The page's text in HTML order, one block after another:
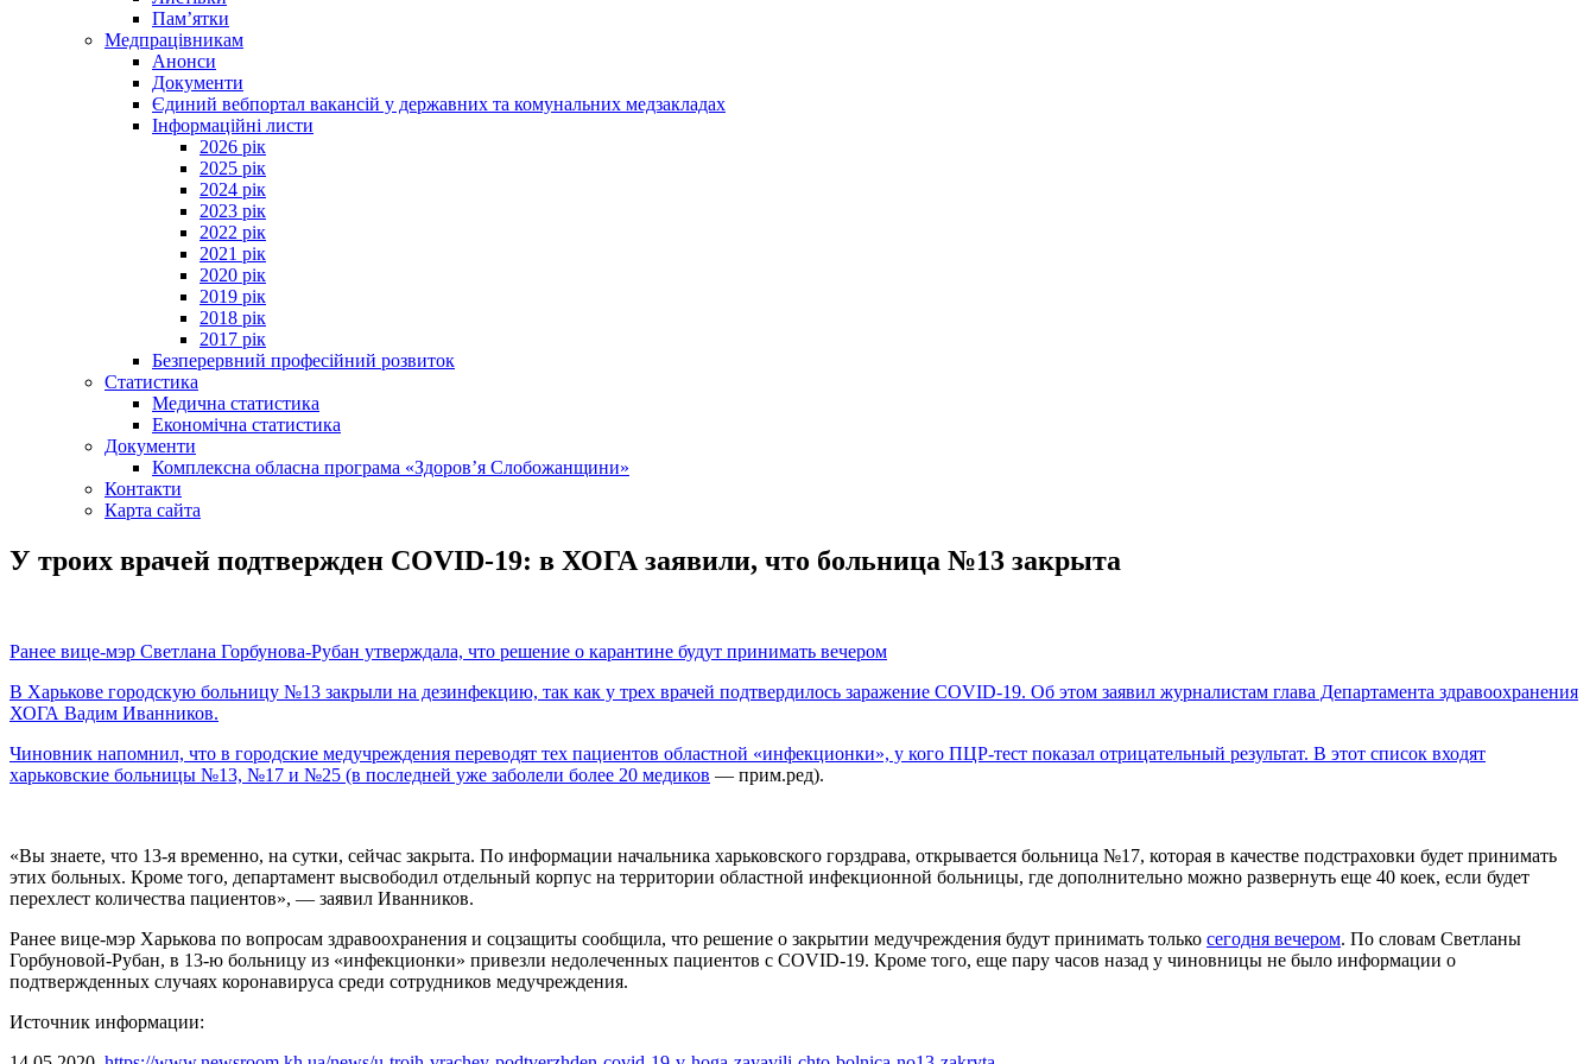
Пам’ятки
Медпрацівникам
Анонси
Документи
Єдиний вебпортал вакансій у державних та комунальних медзакладах
Інформаційні листи
2026 рік
2025 рік
2024 рік
2023 рік
2022 рік
2021 рік
2020 рік
2019 рік
2018 рік
2017 рік
Безперервний професійний розвиток
Статистика
Медична статистика
Економічна статистика
Документи
Комплексна обласна програма «Здоров’я Слобожанщини»
Контакти
Карта сайта
У троих врачей подтвержден COVID-19: в ХОГА заявили, что больница №13 закрыта
Ранее вице-мэр Светлана Горбунова-Рубан утверждала, что решение о карантине будут принимать вечером
В Харькове городскую больницу №13 закрыли на дезинфекцию, так как у трех врачей подтвердилось заражение COVID-19. Об этом заявил журналистам глава Департамента здравоохранения
ХОГА Вадим Иванников.
Чиновник напомнил, что в городские медучреждения переводят тех пациентов областной «инфекционки», у кого ПЦР-тест показал отрицательный результат. В этот список входят
харьковские больницы №13, №17 и №25 (в последней уже заболели более 20 медиков — прим.ред).
«Вы знаете, что 13-я временно, на сутки, сейчас закрыта. По информации начальника харьковского горздрава, открывается больница №17, которая в качестве подстраховки будет принимать
этих больных. Кроме того, департамент высвободил отдельный корпус на территории областной инфекционной больницы, где дополнительно можно развернуть еще 40 коек, если будет
перехлест количества пациентов», — заявил Иванников.
Ранее вице-мэр Харькова по вопросам здравоохранения и соцзащиты сообщила, что решение о закрытии медучреждения будут принимать только сегодня вечером. По словам Светланы
Горбуновой-Рубан, в 13-ю больницу из «инфекционки» привезли недолеченных пациентов с COVID-19. Кроме того, еще пару часов назад у чиновницы не было информации о
подтвержденных случаях коронавируса среди сотрудников медучреждения.
Источник информации: